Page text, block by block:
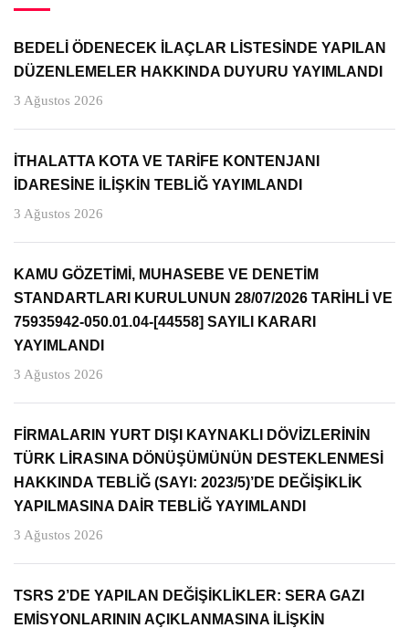
BEDELİ ÖDENECEK İLAÇLAR LİSTESİNDE YAPILAN
DÜZENLEMELER HAKKINDA DUYURU YAYIMLANDI
3 Ağustos 2026
İTHALATTA KOTA VE TARİFE KONTENJANI
İDARESİNE İLİŞKİN TEBLİĞ YAYIMLANDI
3 Ağustos 2026
KAMU GÖZETİMİ, MUHASEBE VE DENETİM
STANDARTLARI KURULUNUN 28/07/2026 TARİHLİ VE
75935942-050.01.04-[44558] SAYILI KARARI
YAYIMLANDI
3 Ağustos 2026
FİRMALARIN YURT DIŞI KAYNAKLI DÖVİZLERİNİN
TÜRK LİRASINA DÖNÜŞÜMÜNÜN DESTEKLENMESİ
HAKKINDA TEBLİĞ (SAYI: 2023/5)’DE DEĞİŞİKLİK
YAPILMASINA DAİR TEBLİĞ YAYIMLANDI
3 Ağustos 2026
TSRS 2’DE YAPILAN DEĞİŞİKLİKLER: SERA GAZI
EMİSYONLARININ AÇIKLANMASINA İLİŞKİN